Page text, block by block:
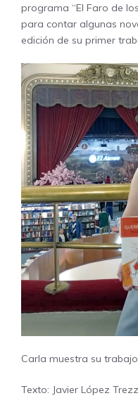
programa “El Faro de
para contar algunas
edición de su primer
Carla muestra su
Texto: Javier López